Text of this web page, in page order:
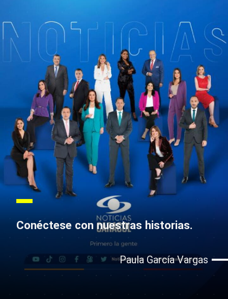
Conéctese con nuestras historias.
Paula García Vargas